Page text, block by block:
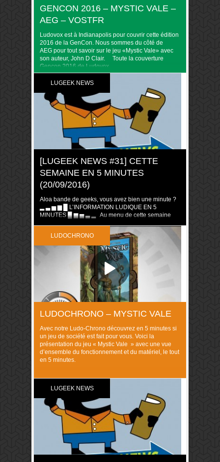
GENCON 2016 – MYSTIC VALE –
AEG – VOSTFR
Ludovox est à Indianapolis pour couvrir cette édition
2016 de la GenCon. Nous sommes du côté de
AEG pour tout savoir sur le jeu «Mystic Vale» avec
son auteur, John D Clair. Toute la couverture
Gencon 2016 de Ludovox
LUGEEK NEWS
[LUGEEK NEWS #31] CETTE
SEMAINE EN 5 MINUTES
(20/09/2016)
Aloa bande de geeks, vous avez bien une minute ?
▂ ▃ ▅ ▆ █ L’INFORMATION LUDIQUE EN 5
MINUTES █ ▆ ▅ ▃ ▂ Au menu de cette semaine
du jeu) Goons et fig prepeintes pour New York 1901
Adrenaline (présentation du jeu) Codenames
Picture …
LUDOCHRONO
LUDOCHRONO – MYSTIC VALE
Avec notre Ludo-Chrono découvrez en 5 minutes si
un jeu de société est fait pour vous. Voici la
présentation du jeu « Mystic Vale » avec une vue
d’ensemble du fonctionnement et du matériel, le tout
en 5 minutes.
LUGEEK NEWS